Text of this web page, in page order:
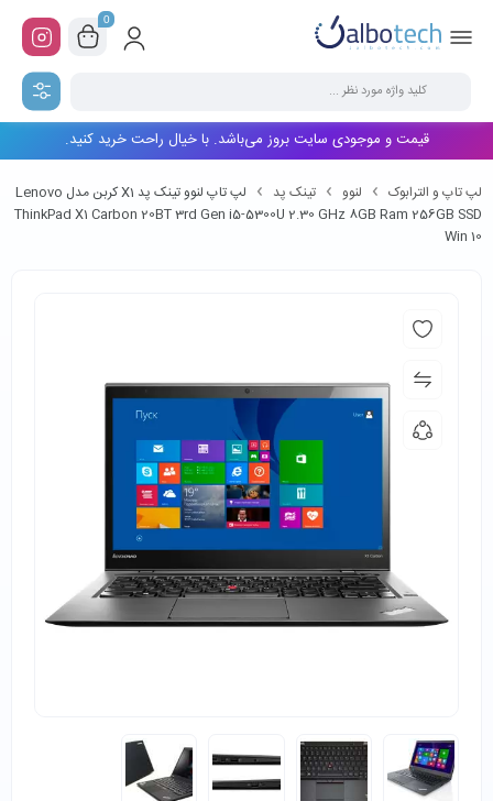
0
قیمت و موجودی سایت بروز می‌باشد. با خیال راحت خرید کنید.
لپ تاپ و الترابوک لنوو تینک پد
لپ تاپ لنوو تینک پد X1 کربن مدل Lenovo
ThinkPad X1 Carbon 20BT 3rd Gen i5-5300U 2.30 GHz 8GB Ram 256GB SSD
Win 10